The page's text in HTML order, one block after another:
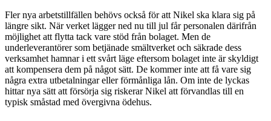
Fler nya arbetstillfällen behövs också för att Nikel ska klara sig på
längre sikt. När verket lägger ned nu till jul får personalen därifrån
möjlighet att flytta tack vare stöd från bolaget. Men de
underleverantörer som betjänade smältverket och säkrade dess
verksamhet hamnar i ett svårt läge eftersom bolaget inte är skyldigt
att kompensera dem på något sätt. De kommer inte att få vare sig
några extra utbetalningar eller förmånliga lån. Om inte de lyckas
hittar nya sätt att försörja sig riskerar Nikel att förvandlas till en
typisk småstad med övergivna ödehus.